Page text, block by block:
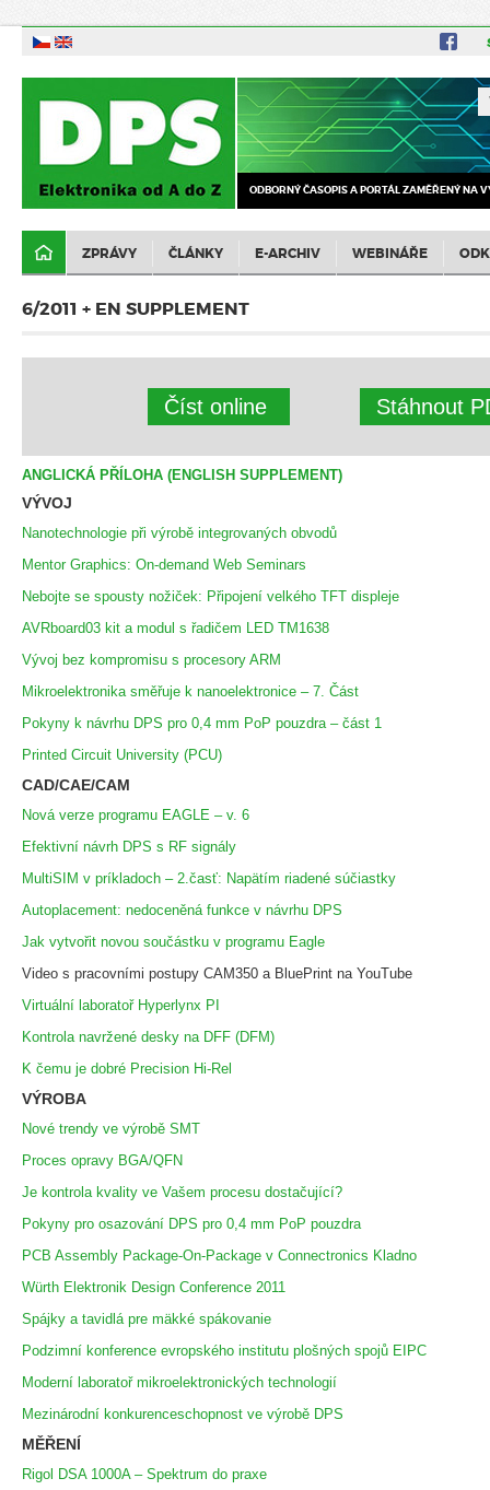
ODBORNÝ ČASOPIS A PORTÁL ZAMĚŘENÝ NA
ZPRÁVY ČLÁNKY E-ARCHIV WEBINÁŘE
6/2011 + EN SUPPLEMENT
Číst online Stáhnout
ANGLICKÁ PŘÍLOHA (ENGLISH SUPPLEMENT)
VÝVOJ
Nanotechnologie při výrobě integrovaných obvodů
Mentor Graphics: On-demand Web Seminars
Nebojte se spousty nožiček: Připojení velkého TFT displeje
AVRboard03 kit a modul s řadičem LED TM1638
Vývoj bez kompromisu s procesory ARM
Mikroelektronika směřuje k nanoelektronice – 7. Část
Pokyny k návrhu DPS pro 0,4 mm PoP pouzdra – část 1
Printed Circuit University (PCU)
CAD/CAE/CAM
Nová verze programu EAGLE – v. 6
Efektivní návrh DPS s RF signály
MultiSIM v príkladoch – 2.časť: Napätím riadené súčiastky
Autoplacement: nedoceněná funkce v návrhu DPS
Jak vytvořit novou součástku v programu Eagle
Video s pracovními postupy CAM350 a BluePrint na YouTube
Virtuální laboratoř Hyperlynx PI
Kontrola navržené desky na DFF (DFM)
K čemu je dobré Precision Hi-Rel
VÝROBA
Nové trendy ve výrobě SMT
Proces opravy BGA/QFN
Je kontrola kvality ve Vašem procesu dostačující?
Pokyny pro osazování DPS pro 0,4 mm PoP pouzdra
PCB Assembly Package-On-Package v Connectronics Kladno
Würth Elektronik Design Conference 2011
Spájky a tavidlá pre mäkké spákovanie
Podzimní konference evropského institutu plošných spojů EIPC
Moderní laboratoř mikroelektronických technologií
Mezinárodní konkurenceschopnost ve výrobě DPS
MĚŘENÍ
Rigol DSA 1000A – Spektrum do praxe